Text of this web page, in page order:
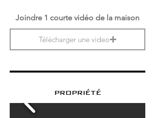
Joindre 1 courte vidéo de la maison
Télécharger une video
propriété